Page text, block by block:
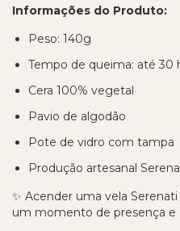
Informações do Produto:
Peso: 140g
Tempo de queima: até 30
Cera 100% vegetal
Pavio de algodão
Pote de vidro com tampa
Produção artesanal
✨ Acender uma vela
um momento de presença e